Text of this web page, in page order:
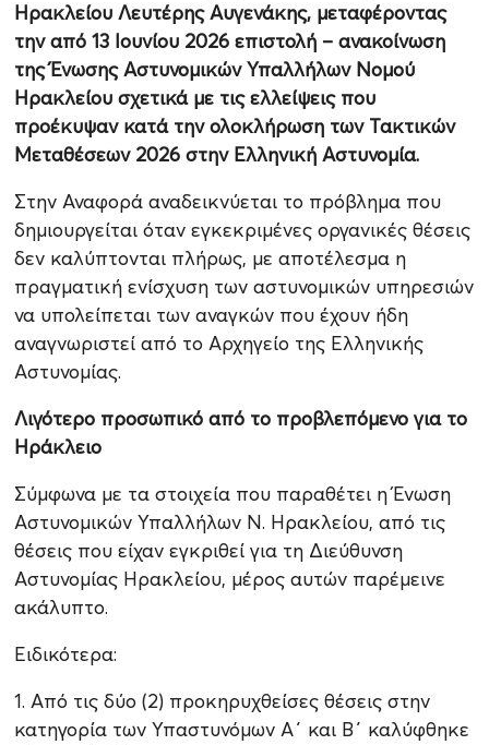
Ηρακλείου Λευτέρης Αυγενάκης, μεταφέροντας
την από 13 Ιουνίου 2026 επιστολή – ανακοίνωση
της Ένωσης Αστυνομικών Υπαλλήλων Νομού
Ηρακλείου σχετικά με τις ελλείψεις που
προέκυψαν κατά την ολοκλήρωση των Τακτικών
Μεταθέσεων 2026 στην Ελληνική Αστυνομία.
Στην Αναφορά αναδεικνύεται το πρόβλημα που
δημιουργείται όταν εγκεκριμένες οργανικές θέσεις
δεν καλύπτονται πλήρως, με αποτέλεσμα η
πραγματική ενίσχυση των αστυνομικών υπηρεσιών
να υπολείπεται των αναγκών που έχουν ήδη
αναγνωριστεί από το Αρχηγείο της Ελληνικής
Αστυνομίας.
Λιγότερο προσωπικό από το προβλεπόμενο για το
Ηράκλειο
Σύμφωνα με τα στοιχεία που παραθέτει η Ένωση
Αστυνομικών Υπαλλήλων Ν. Ηρακλείου, από τις
θέσεις που είχαν εγκριθεί για τη Διεύθυνση
Αστυνομίας Ηρακλείου, μέρος αυτών παρέμεινε
ακάλυπτο.
Ειδικότερα:
1. Από τις δύο (2) προκηρυχθείσες θέσεις στην
κατηγορία των Υπαστυνόμων Α΄ και Β΄ καλύφθηκε